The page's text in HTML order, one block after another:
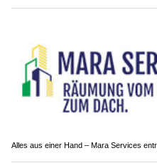
Alles aus einer Hand – Mara Services